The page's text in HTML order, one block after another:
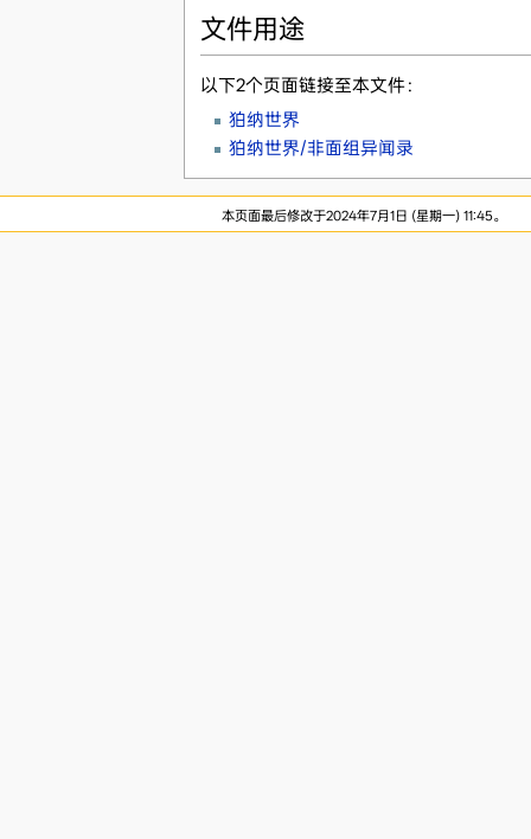
文件用途
以下2个页面链接至本文件：
狛纳世界
狛纳世界/非面组异闻录
本页面最后修改于2024年7月1日 (星期一) 11:45。